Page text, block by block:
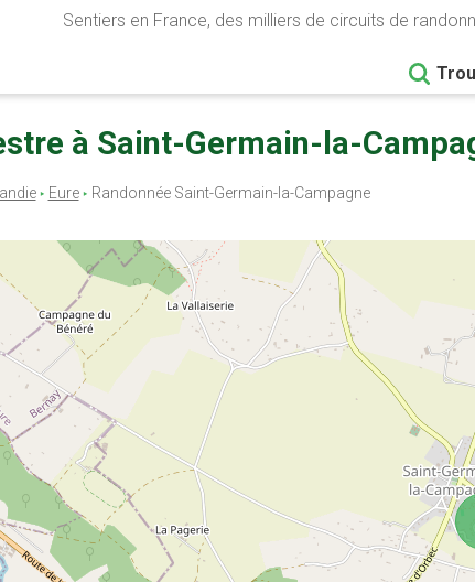
Sentiers en France, des milliers de circuits de
à Saint-Germain-la-
Eure Randonnée Saint-Germain-la-Campagne